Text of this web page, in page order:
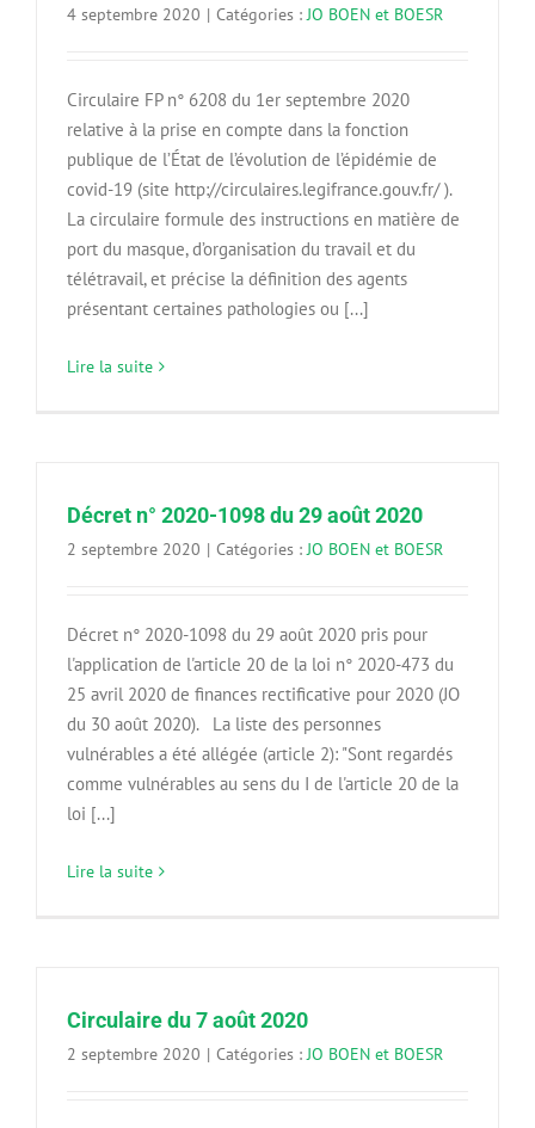
4 septembre 2020 | Catégories : JO BOEN et BOESR
Circulaire FP n° 6208 du 1er septembre 2020
relative à la prise en compte dans la fonction
publique de l’État de l’évolution de l’épidémie de
covid-19 (site http://circulaires.legifrance.gouv.fr/ ).
La circulaire formule des instructions en matière de
port du masque, d’organisation du travail et du
télétravail, et précise la définition des agents
présentant certaines pathologies ou [...]
Lire la suite
Décret n° 2020-1098 du 29 août 2020
2 septembre 2020 | Catégories : JO BOEN et BOESR
Décret n° 2020-1098 du 29 août 2020 pris pour
l'application de l'article 20 de la loi n° 2020-473 du
25 avril 2020 de finances rectificative pour 2020 (JO
du 30 août 2020). La liste des personnes
vulnérables a été allégée (article 2): "Sont regardés
comme vulnérables au sens du I de l'article 20 de la
loi [...]
Lire la suite
Circulaire du 7 août 2020
2 septembre 2020 | Catégories : JO BOEN et BOESR